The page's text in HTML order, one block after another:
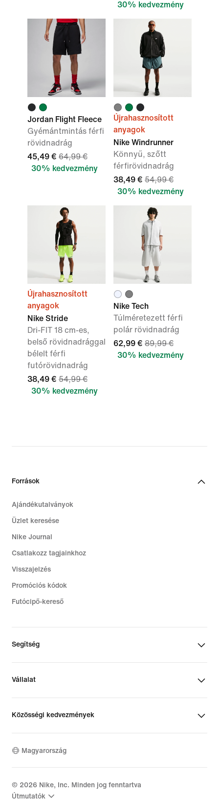
30% kedvezmény
Jordan Flight Fleece
Gyémántmintás férfi
rövidnadrág
45,49 € 64,99 €
30% kedvezmény
Újrahasznosított
anyagok
Nike Windrunner
Könnyű, szőtt
férfirövidnadrág
38,49 € 54,99 €
30% kedvezmény
Újrahasznosított
anyagok
Nike Stride
Dri-FIT 18 cm-es,
belső rövidnadrággal
bélelt férfi
futórövidnadrág
38,49 € 54,99 €
30% kedvezmény
Nike Tech
Túlméretezett férfi
polár rövidnadrág
62,99 € 89,99 €
30% kedvezmény
Források
Ajándékutalványok
Üzlet keresése
Nike Journal
Csatlakozz tagjainkhoz
Visszajelzés
Promóciós kódok
Futócipő-kereső
Segítség
Vállalat
Közösségi kedvezmények
Magyarország
© 2026 Nike, Inc. Minden jog fenntartva
Útmutatók